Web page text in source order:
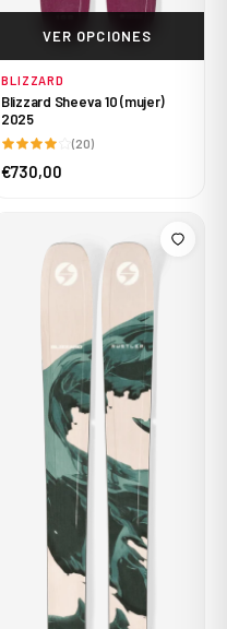
VER OPCIONES
BLIZZARD
Blizzard Sheeva 10 (mujer)
2025
(20)
€730,00